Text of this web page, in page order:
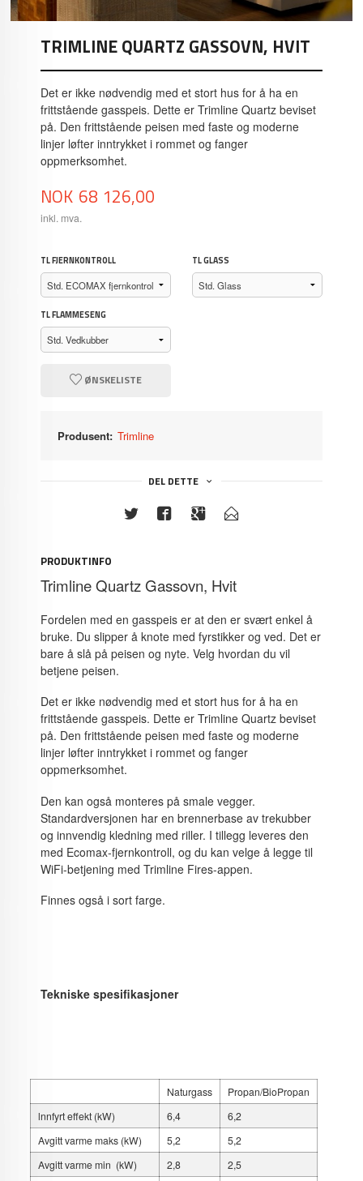
TRIMLINE QUARTZ GASSOVN, HVIT
Det er ikke nødvendig med et stort hus for å ha en
frittstående gasspeis. Dette er Trimline Quartz beviset
på. Den frittstående peisen med faste og moderne
linjer løfter inntrykket i rommet og fanger
oppmerksomhet.
Pris
NOK 68 126,00
inkl. mva.
TL FJERNKONTROLL TL GLASS
TL FLAMMESENG
ØNSKELISTE
Produsent: Trimline
DEL DETTE
PRODUKTINFO
Trimline Quartz Gassovn, Hvit
Fordelen med en gasspeis er at den er svært enkel å
bruke. Du slipper å knote med fyrstikker og ved. Det er
bare å slå på peisen og nyte. Velg hvordan du vil
betjene peisen.
Det er ikke nødvendig med et stort hus for å ha en
frittstående gasspeis. Dette er Trimline Quartz beviset
på. Den frittstående peisen med faste og moderne
linjer løfter inntrykket i rommet og fanger
oppmerksomhet.
Den kan også monteres på smale vegger.
Standardversjonen har en brennerbase av trekubber
og innvendig kledning med riller. I tillegg leveres den
med Ecomax-fjernkontroll, og du kan velge å legge til
WiFi-betjening med Trimline Fires-appen.
Finnes også i sort farge.
Tekniske spesifikasjoner
Naturgass
Propan/BioPropan
lnnfyrt effekt (kW)
6,4
6,2
Avgitt varme maks (kW)
5,2
5,2
Avgitt varme min (kW)
2,8
2,5